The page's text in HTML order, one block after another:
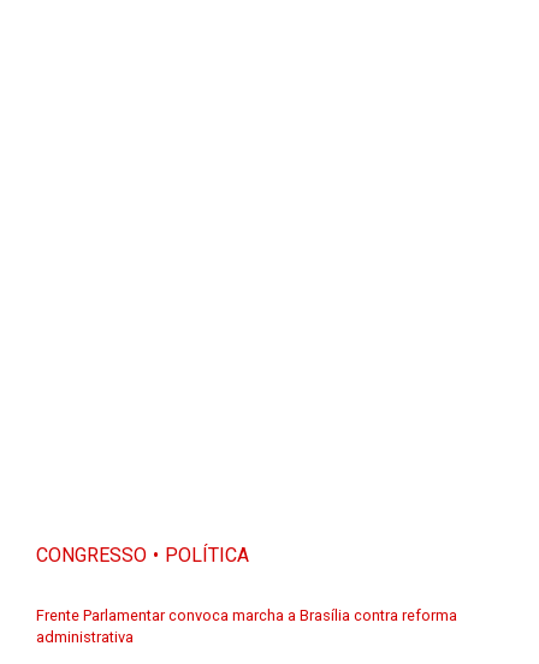
CONGRESSO POLÍTICA
Frente Parlamentar convoca marcha a Brasília contra reforma
administrativa